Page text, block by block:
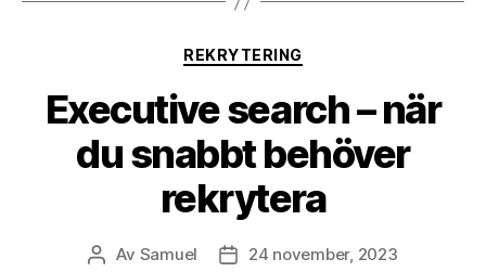
Kategorier
REKRYTERING
Executive search – när
du snabbt behöver
rekrytera
Inläggsförfattare
Av Samuel Inläggsdatum
24 november, 2023